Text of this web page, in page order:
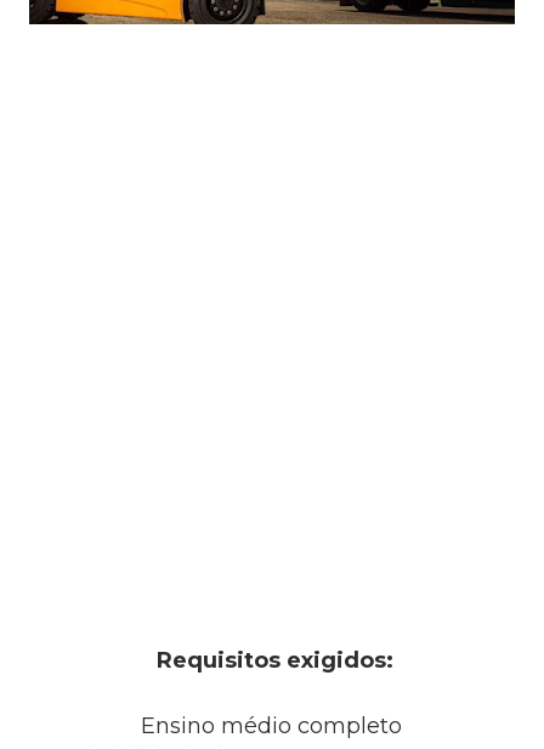
Requisitos exigidos:
Ensino médio completo